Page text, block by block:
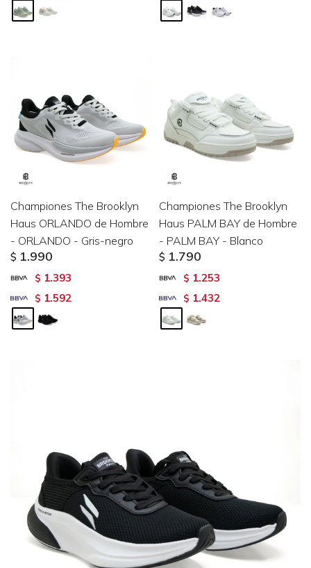
Championes The Brooklyn
Haus ORLANDO de Hombre
- ORLANDO - Gris-negro
$ 1.990
$ 1.393
$ 1.592
Championes The Brooklyn
Haus PALM BAY de Hombre
- PALM BAY - Blanco
$ 1.790
$ 1.253
$ 1.432